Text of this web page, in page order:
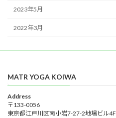
2023年5月
2022年3月
MATR YOGA KOIWA
Address
〒133-0056
東京都江戸川区南小岩7-27-2地場ビル4F